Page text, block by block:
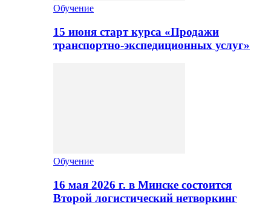
Обучение
15 июня старт курса «Продажи
транспортно-экспедиционных услуг»
Обучение
16 мая 2026 г. в Минске состоится
Второй логистический нетворкинг